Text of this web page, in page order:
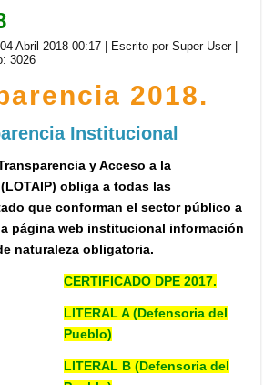
Abril 2018 00:17 Escrito por Super User|
3026
2018.
Institucional
y Acceso a la
obliga a todas las
que conforman el sector público a
página web institucional información
naturaleza obligatoria.
CERTIFICADO DPE 2017.
LITERAL A (Defensoria del
Pueblo)
LITERAL B (Defensoria del